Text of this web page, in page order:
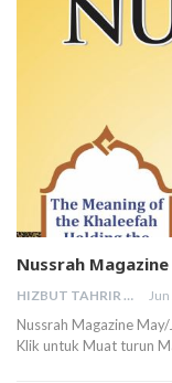
Nussrah
HIZBUT TAHRIR MALAYSIA
Nussrah Magazine
Klik untuk Muat turun